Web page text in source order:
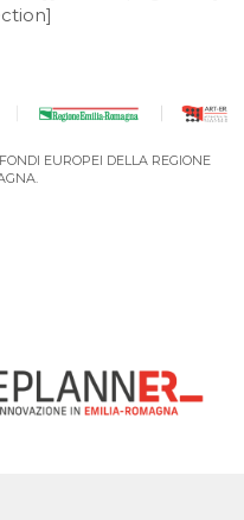
EUROPEI DELLA REGIONE